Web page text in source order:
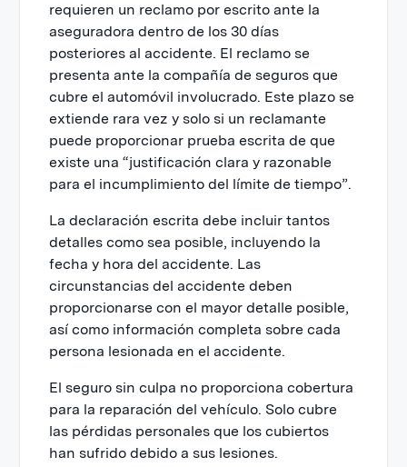
requieren un reclamo por escrito ante la
aseguradora dentro de los 30 días
posteriores al accidente. El reclamo se
presenta ante la compañía de seguros que
cubre el automóvil involucrado. Este plazo se
extiende rara vez y solo si un reclamante
puede proporcionar prueba escrita de que
existe una “justificación clara y razonable
para el incumplimiento del límite de tiempo”.
La declaración escrita debe incluir tantos
detalles como sea posible, incluyendo la
fecha y hora del accidente. Las
circunstancias del accidente deben
proporcionarse con el mayor detalle posible,
así como información completa sobre cada
persona lesionada en el accidente.
El seguro sin culpa no proporciona cobertura
para la reparación del vehículo. Solo cubre
las pérdidas personales que los cubiertos
han sufrido debido a sus lesiones.